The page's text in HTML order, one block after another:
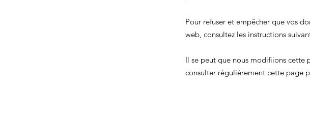
Pour refuser et empêcher que vos
web, consultez les instructions
Il se peut que nous modifiions cette
consulter régulièrement cette page